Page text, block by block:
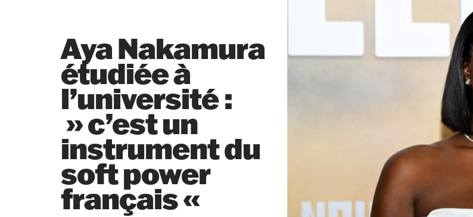
Aya Nakamura
étudiée à
l’université :
» c’est un
instrument du
soft power
français «